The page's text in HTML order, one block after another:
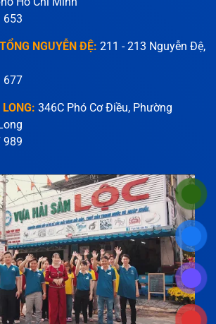
653
NGUYỄN ĐỆ: 211 - 213 Nguyễn Đệ,
677
346C Phó Cơ Điều, Phường
989